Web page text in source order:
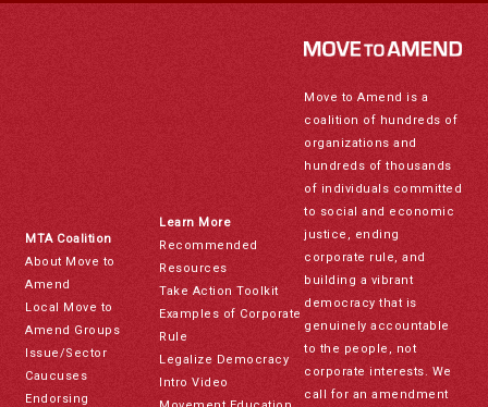
MTA Coalition
About Move to
Amend
Local Move to
Amend Groups
Issue/Sector
Caucuses
Endorsing
Learn More
Recommended
Resources
Take Action Toolkit
Examples of Corporate
Rule
Legalize Democracy
Intro Video
Move to Amend is a
coalition of hundreds of
organizations and
hundreds of thousands
of individuals committed
to social and economic
justice, ending
corporate rule, and
building a vibrant
democracy that is
genuinely accountable
to the people, not
corporate interests. We
call for an amendment